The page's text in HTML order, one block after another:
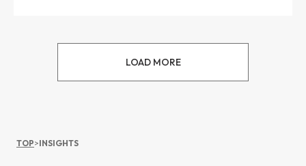
LOAD MORE
TOP>INSIGHTS